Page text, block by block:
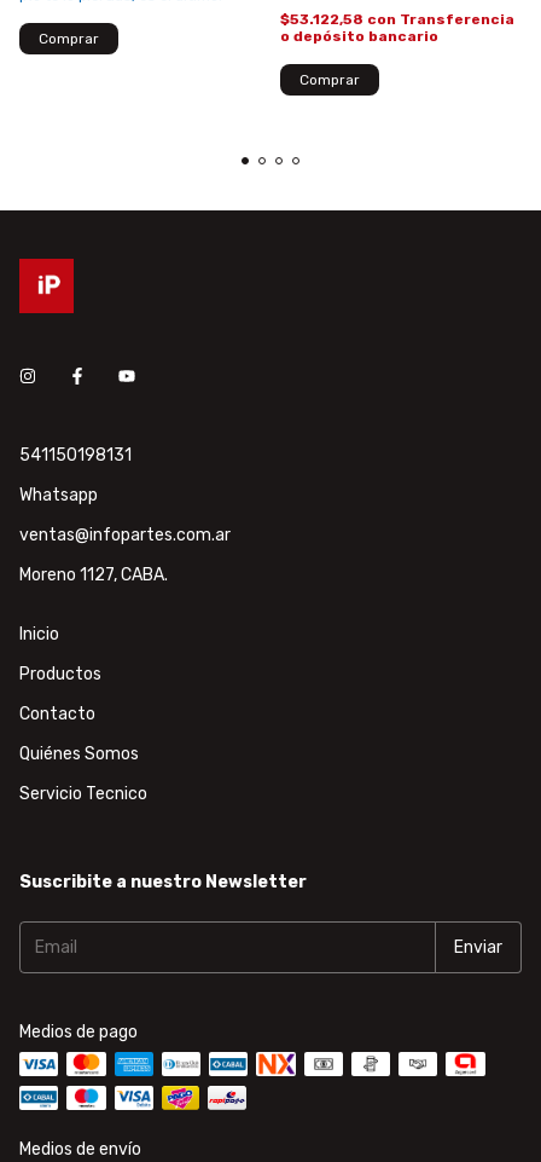
$53.122,58 con Transferencia
o depósito bancario
541150198131
Whatsapp
ventas@infopartes.com.ar
Moreno 1127, CABA.
Inicio
Productos
Contacto
Quiénes Somos
Servicio Tecnico
Suscribite a nuestro Newsletter
Medios de pago
Medios de envío